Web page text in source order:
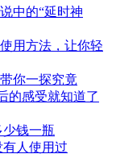
中的“延时神
用方法，让你轻
你一探究竟
的感受就知道了
钱一瓶
人使用过